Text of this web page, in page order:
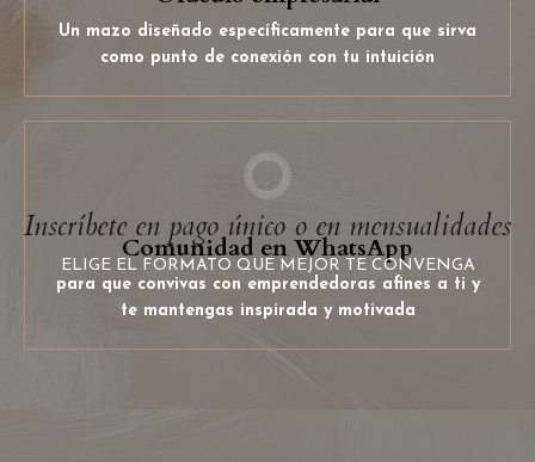
Un mazo diseñado específicamente para que sirva
como punto de conexión con tu intuición
Comunidad en WhatsApp
para que convivas con emprendedoras afines a ti y
te mantengas inspirada y motivada
Inscríbete en pago único o en mensualidades
ELIGE EL FORMATO QUE MEJOR TE CONVENGA